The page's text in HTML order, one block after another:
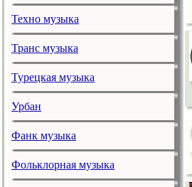
Техно музыка
Транс музыка
Турецкая музыка
Урбан
Фанк музыка
Фольклорная музыка